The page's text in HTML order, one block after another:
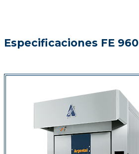
Especificaciones FE 960